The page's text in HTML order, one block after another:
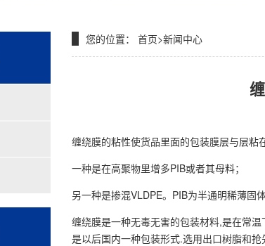
您的位置： 首页>新闻中心
缠绕膜的粘性使货品里面的包装膜层与层粘
一种是在高聚物里增多PIB或者其母料；
另一种是掺混VLDPE。PIB为半通明稀薄固
缠绕膜是一种无毒无害的包装材料,是在常
是以后国内一种包装形式.选用出口树脂和